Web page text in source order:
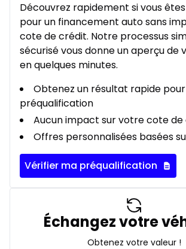
Découvrez rapidement si vous
pour un financement auto sans
cote de crédit. Notre processus
sécurisé vous donne un aperçu de
en quelques minutes.
Obtenez un résultat rapide
préqualification
Aucun impact sur votre cote
Offres personnalisées basées
Vérifier ma préqualification
Échangez votre
Obtenez votre valeur !